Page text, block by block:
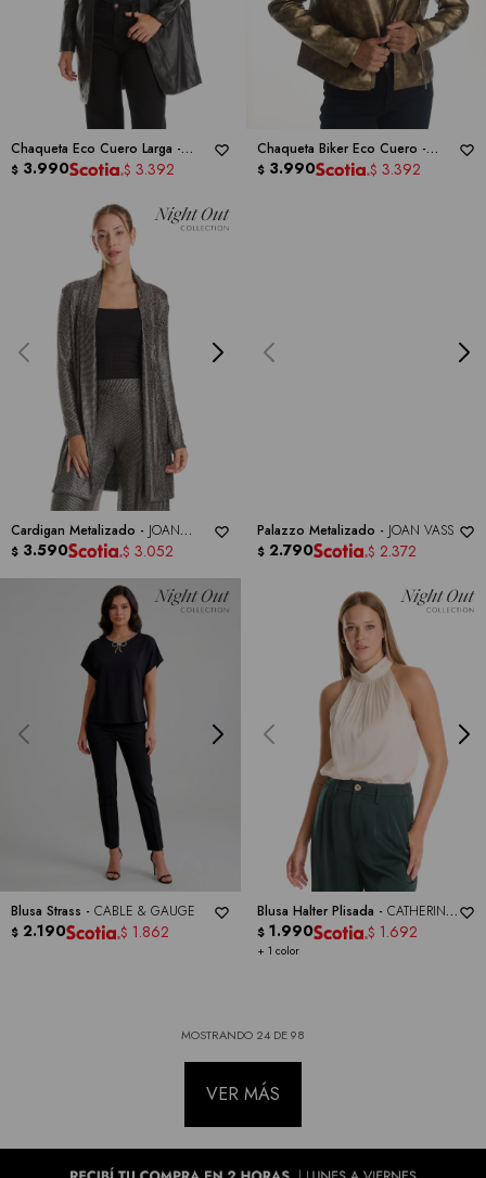
Chaqueta Eco Cuero Larga -
BACCINI
$ 3.990 $ 3.392
Chaqueta Biker Eco Cuero -
BACCINI
$ 3.990 $ 3.392
Cardigan Metalizado - JOAN
VASS
$ 3.590 $ 3.052
Palazzo Metalizado - JOAN VASS
$ 2.790 $ 2.372
Blusa Strass - CABLE & GAUGE
$ 2.190 $ 1.862
Blusa Halter Plisada - CATHERINE
MALANDRINO
+ 1 color
$ 1.990 $ 1.692
MOSTRANDO 24 DE98
VER MÁS